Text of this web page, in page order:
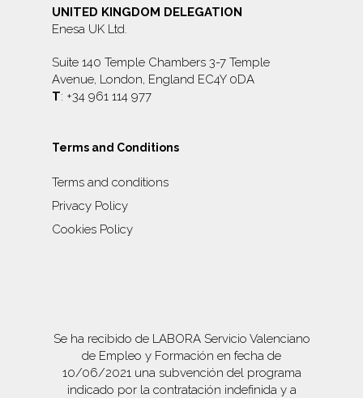
UNITED KINGDOM DELEGATION
Enesa UK Ltd.
Suite 140 Temple Chambers 3-7 Temple
Avenue, London, England EC4Y 0DA
T: +34 961 114 977
Terms and Conditions
Terms and conditions
Privacy Policy
Cookies Policy
Se ha recibido de LABORA Servicio Valenciano
de Empleo y Formación en fecha de
10/06/2021 una subvención del programa
indicado por la contratación indefinida y a